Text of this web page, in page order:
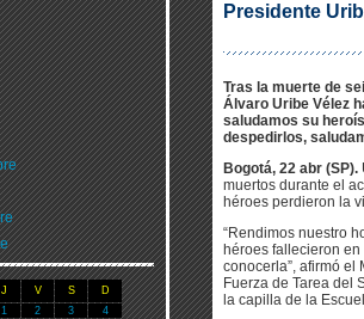
J V S
D
1
2 3
4
Presidente
Tras la muerte de
Álvaro Uribe Vélez
saludamos su
despedirlos,
Bogotá, 22 abr (SP).
muertos durante el
héroes perdieron la
“Rendimos nuestro
héroes fallecieron
conocerla”, afirmó
Fuerza de Tarea del
la capilla de la